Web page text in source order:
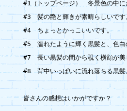
#1（トップページ）　冬景色の中に
#3　髪の艶と輝きが素晴らしいです
#4　ちょっとかっこいいです。
#5　濡れたように輝く黒髪と、色
#7　長い黒髪の間から覗く横顔が美
#8　背中いっぱいに流れ落ちる黒髪
皆さんの感想はいかがですか？